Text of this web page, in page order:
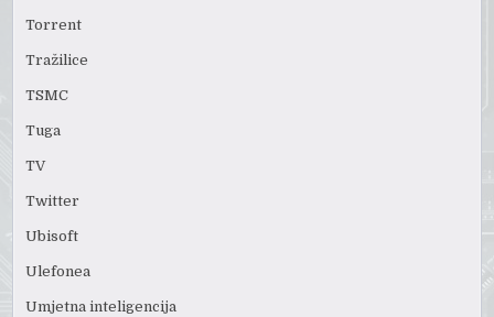
Torrent
Tražilice
TSMC
Tuga
TV
Twitter
Ubisoft
Ulefonea
Umjetna inteligencija